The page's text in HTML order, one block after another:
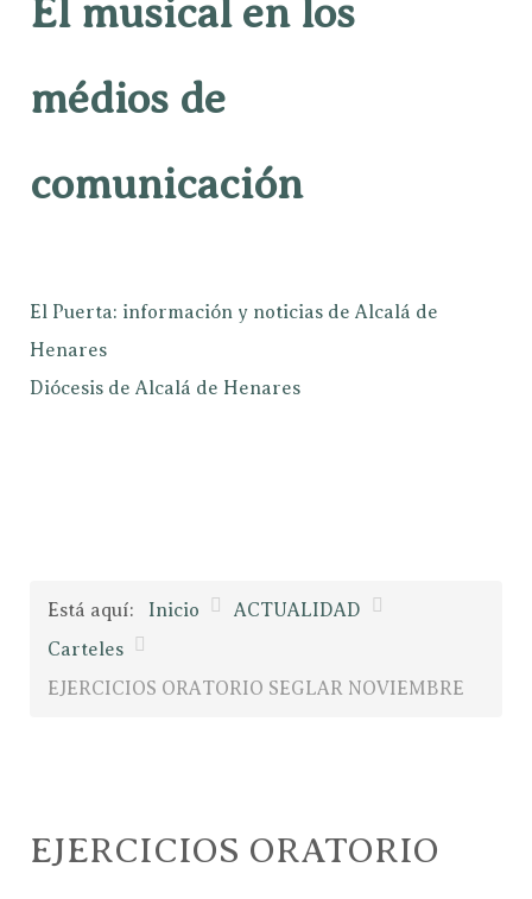
El musical en los
médios de
comunicación
El Puerta: información y noticias de Alcalá de
Henares
Diócesis de Alcalá de Henares
Está aquí: Inicio
ACTUALIDAD
Carteles
EJERCICIOS ORATORIO SEGLAR NOVIEMBRE
EJERCICIOS ORATORIO